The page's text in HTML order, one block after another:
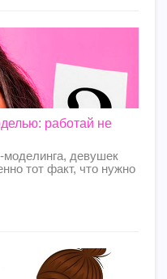
работай не
девушек
тот факт, что нужно